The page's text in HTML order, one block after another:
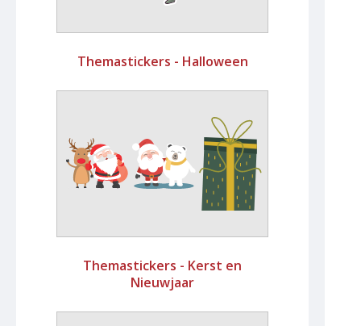
Themastickers - Halloween
Themastickers - Kerst en
Nieuwjaar